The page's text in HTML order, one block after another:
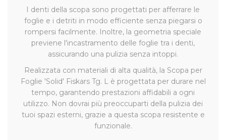
I denti della scopa sono progettati per afferrare le
foglie e i detriti in modo efficiente senza piegarsi o
rompersi facilmente. Inoltre, la geometria speciale
previene l'incastramento delle foglie tra i denti,
assicurando una pulizia senza intoppi.
Realizzata con materiali di alta qualità, la Scopa per
Foglie 'Solid' Fiskars Tg. L è progettata per durare nel
tempo, garantendo prestazioni affidabili a ogni
utilizzo. Non dovrai più preoccuparti della pulizia dei
tuoi spazi esterni, grazie a questa scopa resistente e
funzionale.